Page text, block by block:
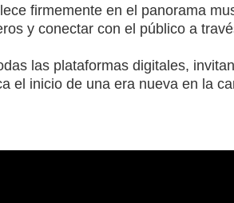
firmemente en el panorama
y conectar con el público a
las plataformas digitales,
el inicio de una era nueva en la